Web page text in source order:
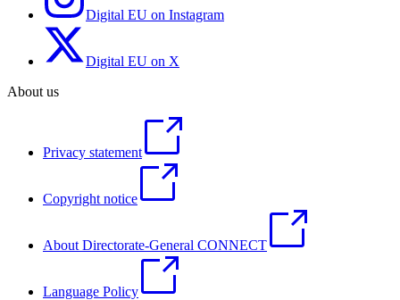
Digital EU on Instagram
Digital EU on X
About us
Privacy statement
Copyright notice
About Directorate-General CONNECT
Language Policy